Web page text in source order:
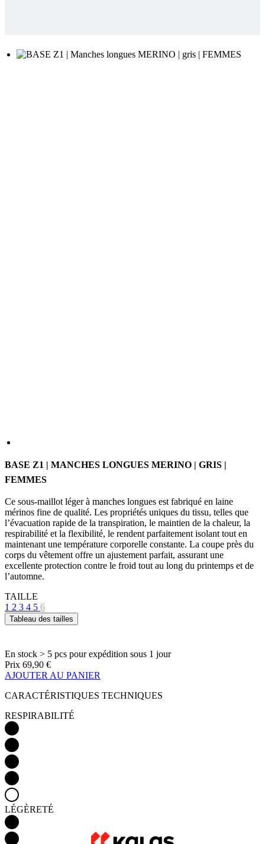
mérinos fine de qualité. Les propriétés uniques du tissu, telles que
l’évacuation rapide de la transpiration, le maintien de la chaleur, la
respirabilité et la flexibilité, le rendent parfaitement isolant tout en
corps du vêtement offre un ajustement parfait, assurant une
excellente protection contre le froid tout au long du printemps et de
l’automne.
TAILLE
1 2 3 4 5 6
Tableau des tailles
En stock > 5 pcs
Prix69,90 €
AJOUTER AU PANIER
RESPIRABILITÉ
LÉGÈRETÉ